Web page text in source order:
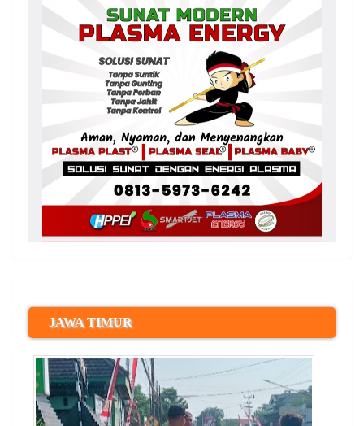
JAWA TIMUR